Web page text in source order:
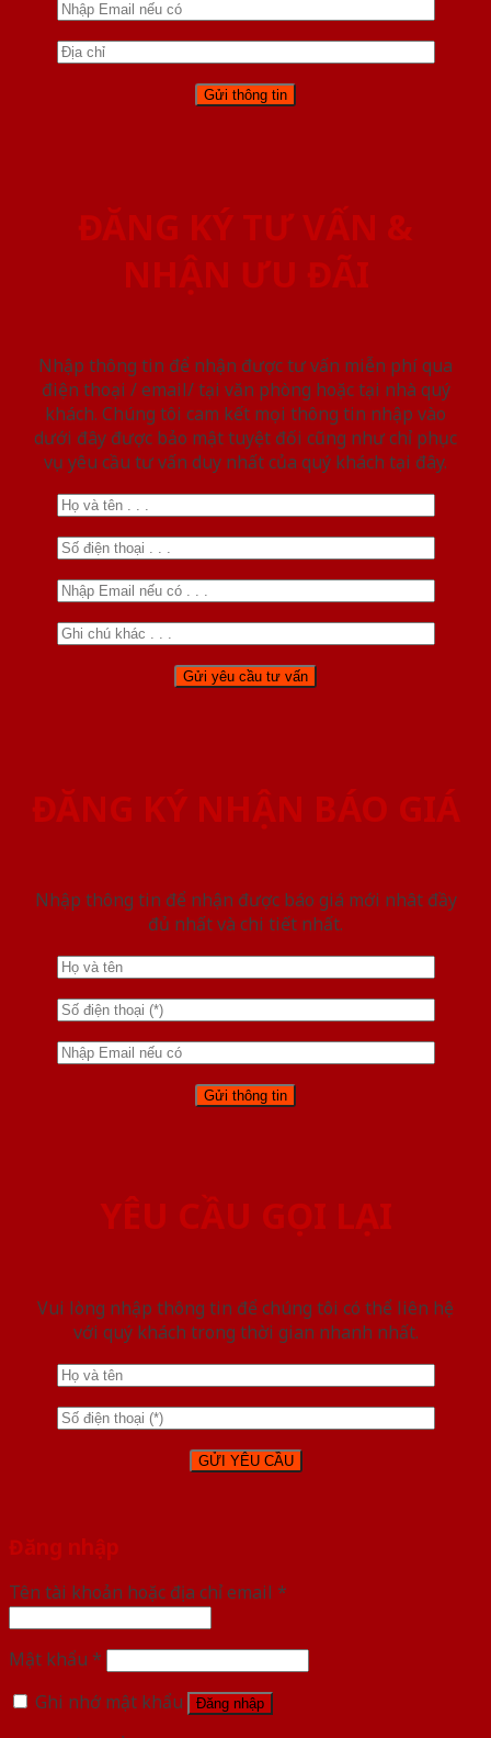
ĐĂNG KÝ TƯ VẤN &
NHẬN ƯU ĐÃI
Nhập thông tin để nhận được tư vấn miễn phí qua
điện thoại / email/ tại văn phòng hoặc tại nhà quý
khách. Chúng tôi cam kết mọi thông tin nhập vào
dưới đây được bảo mật tuyệt đối cũng như chỉ phục
vụ yêu cầu tư vấn duy nhất của quý khách tại đây.
ĐĂNG KÝ NHẬN BÁO GIÁ
Nhập thông tin để nhận được báo giá mới nhât đầy
đủ nhất và chi tiết nhất.
YÊU CẦU GỌI LẠI
Vui lòng nhập thông tin để chúng tôi có thể liên hệ
với quý khách trong thời gian nhanh nhất.
Đăng nhập
Tên tài khoản hoặc địa chỉ email *
Mật khẩu *
Ghi nhớ mật khẩu
Đăng nhập